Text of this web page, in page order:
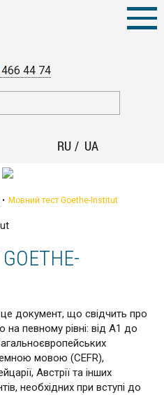
466 44 74
RU UA
Мовний тест Goethe-Institut
документ, що свідчить про
певному рівні: від А1 до
мовою (CEFR),
Австрії та інших
необхідних при вступі до